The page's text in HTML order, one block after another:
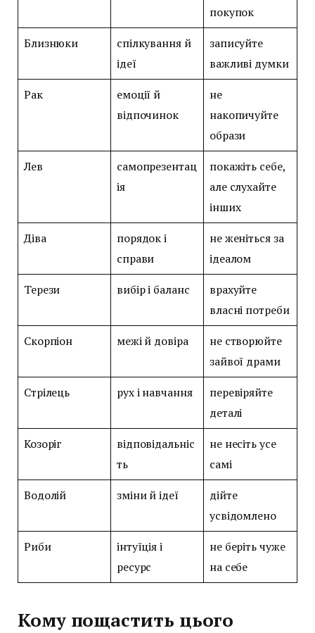
покупок
Близнюки
спілкування й
ідеї
записуйте
важливі думки
Рак
емоції й
відпочинок
не
накопичуйте
образи
Лев
самопрезентац
ія
покажіть себе,
але слухайте
інших
Діва
порядок і
справи
не женіться за
ідеалом
Терези вибір і баланс
врахуйте
власні потреби
Скорпіон межі й довіра
не створюйте
зайвої драми
Стрілець рух і навчання
перевіряйте
деталі
Козоріг
відповідальніс
ть
не несіть усе
самі
Водолій зміни й ідеї
дійте
усвідомлено
Риби
інтуїція і
ресурс
не беріть чуже
на себе
Кому пощастить цього